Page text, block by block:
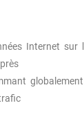
Internet sur